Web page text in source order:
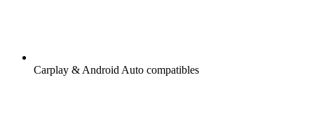
Carplay & Android Auto compatibles